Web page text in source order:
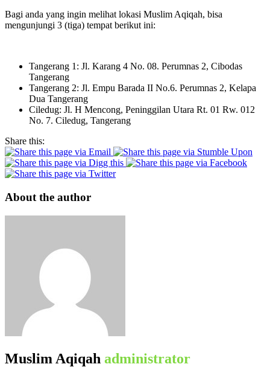
Bagi anda yang ingin melihat lokasi Muslim Aqiqah, bisa
mengunjungi 3 (tiga) tempat berikut ini:
Tangerang 1: Jl. Karang 4 No. 08. Perumnas 2, Cibodas
Tangerang
Tangerang 2: Jl. Empu Barada II No.6. Perumnas 2, Kelapa
Dua Tangerang
Ciledug: Jl. H Mencong, Peninggilan Utara Rt. 01 Rw. 012
No. 7. Ciledug, Tangerang
Share this:
About the author
Muslim Aqiqah administrator